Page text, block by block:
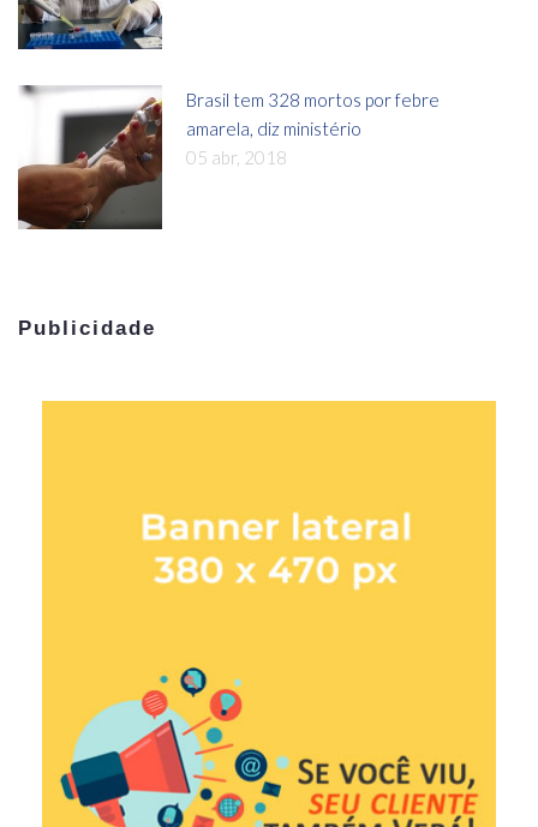
Brasil tem 328 mortos por febre
amarela, diz ministério
05 abr, 2018
Publicidade